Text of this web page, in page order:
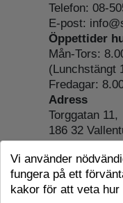
Telefon: 08-
E-post:
Öppettider
Mån-Tors:
(Lunchstängt
Fredagar:
Adress
Torggatan 11,
186 32
Org.nr:
Om
Cookie-
Vi använder
fungera på ett
kakor för att veta